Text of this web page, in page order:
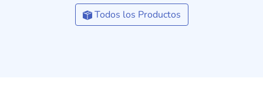
Todos los Productos